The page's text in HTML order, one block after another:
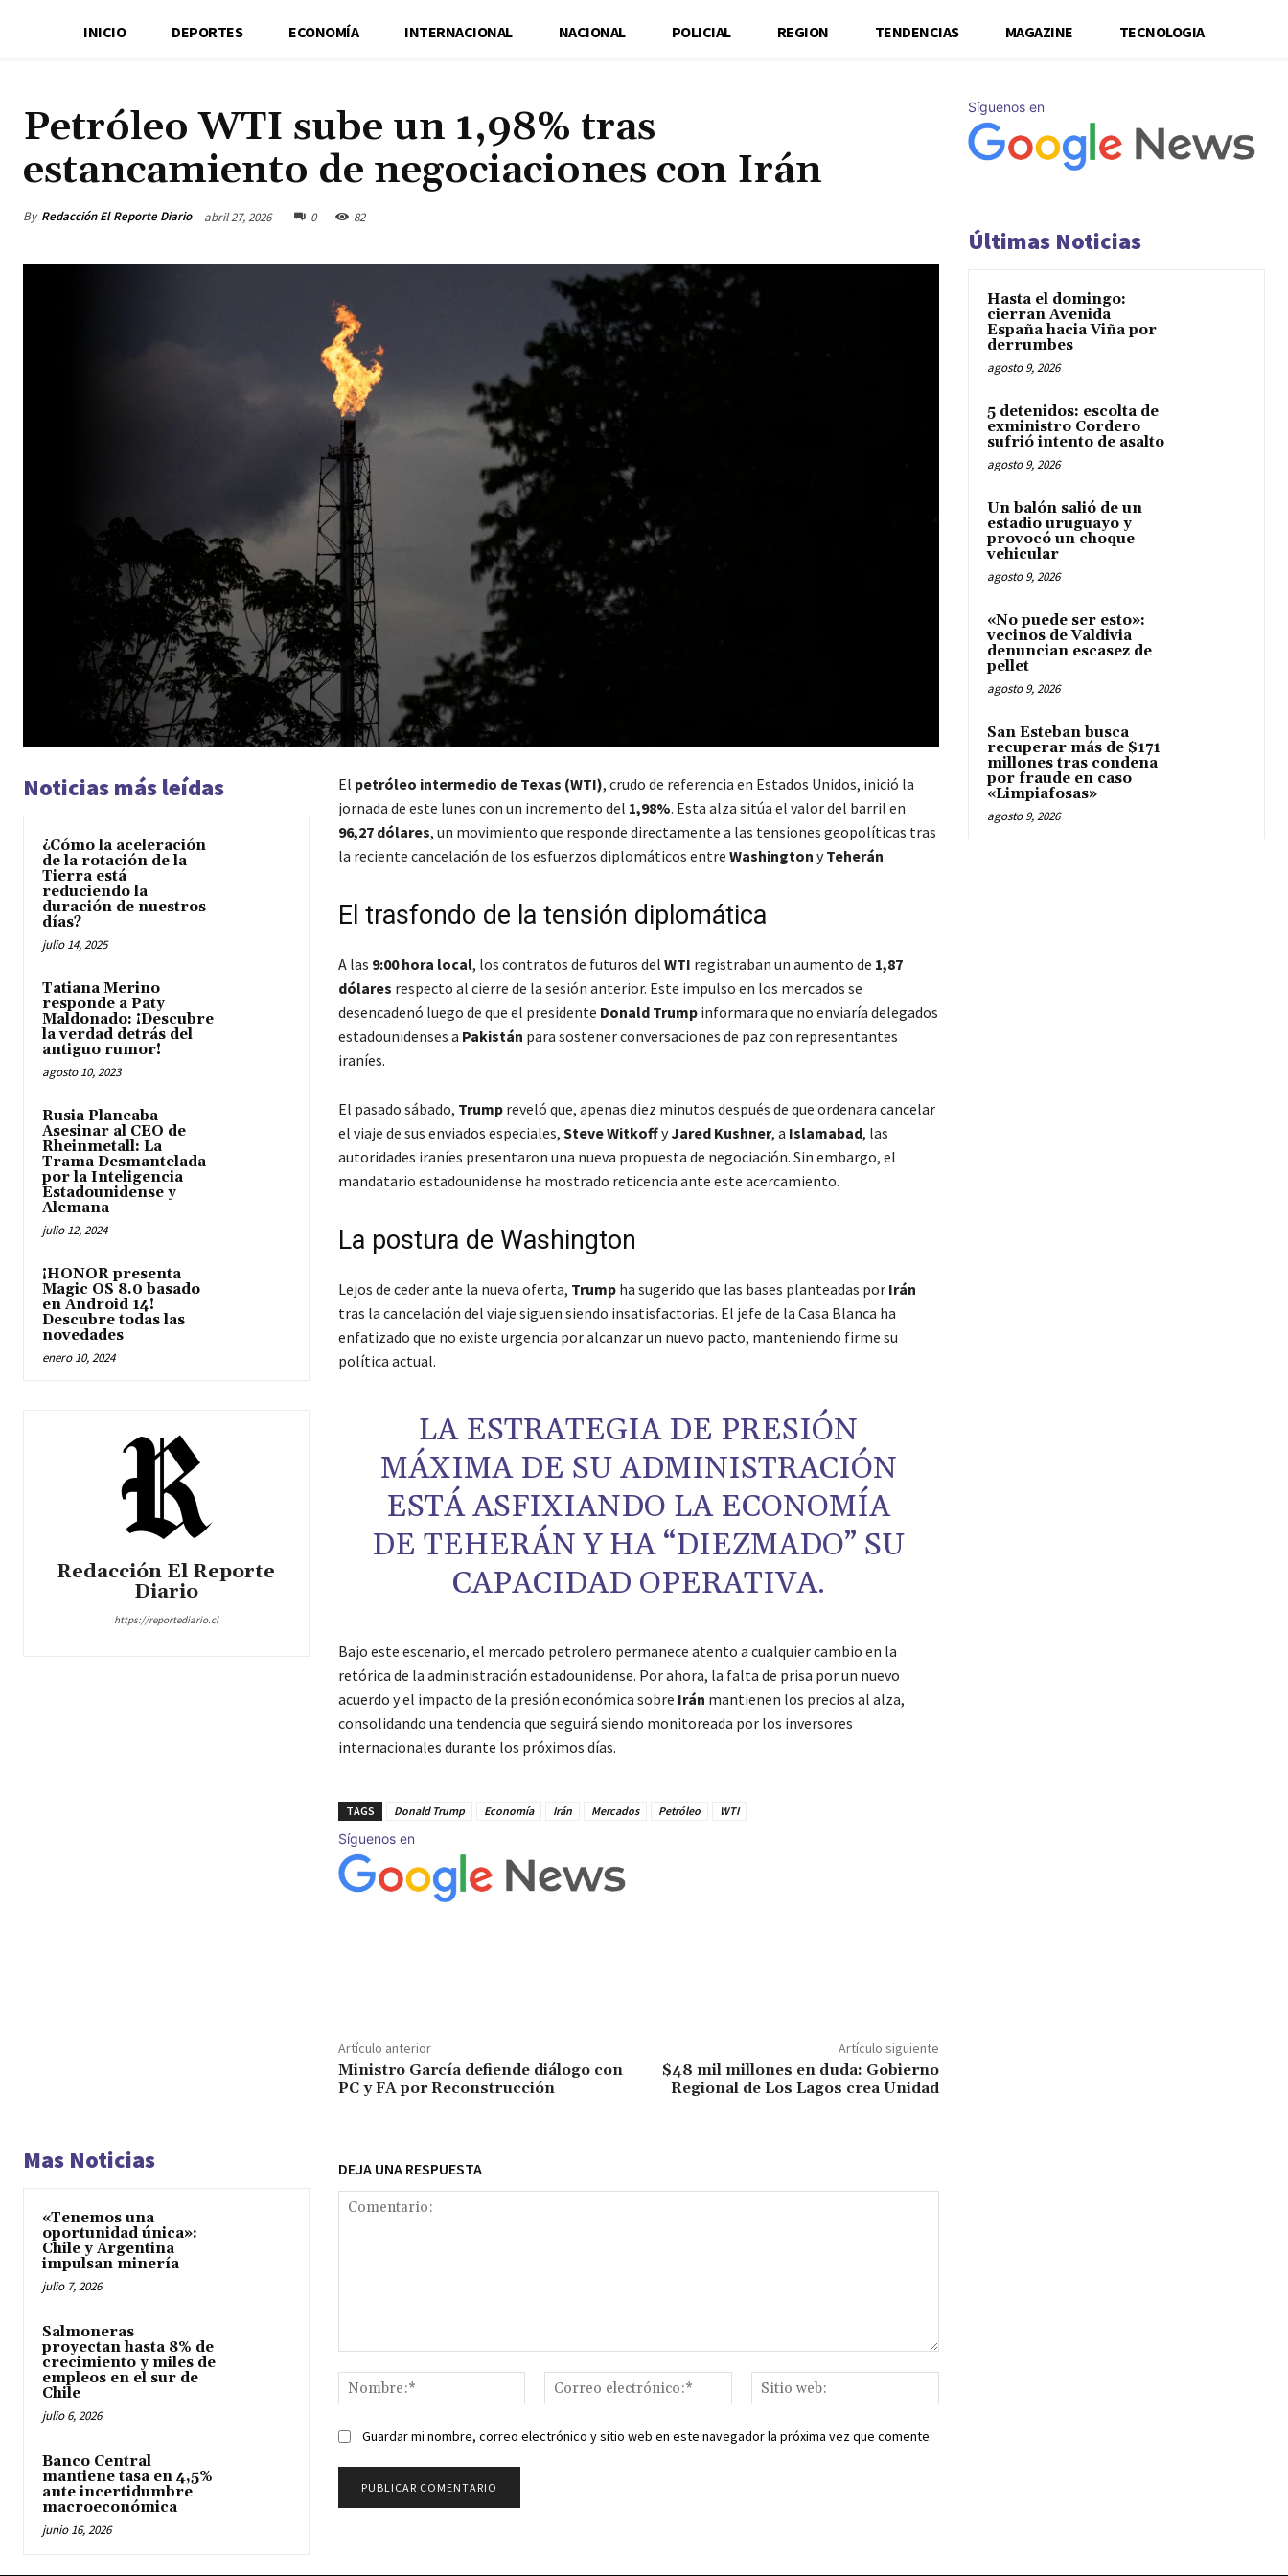
INICIO DEPORTES ECONOMÍA INTERNACIONAL NACIONAL POLICIAL REGION TENDENCIAS MAGAZINE TECNOLOGIA
Petróleo WTI sube un 1,98% tras
estancamiento de negociaciones con Irán
By Redacción El Reporte Diario abril 27, 2026 0 82
Noticias más leídas
¿Cómo la aceleración
de la rotación de la
Tierra está
reduciendo la
duración de nuestros
días?
julio 14, 2025
Tatiana Merino
responde a Paty
Maldonado: ¡Descubre
la verdad detrás del
antiguo rumor!
agosto 10, 2023
Rusia Planeaba
Asesinar al CEO de
Rheinmetall: La
Trama Desmantelada
por la Inteligencia
Estadounidense y
Alemana
julio 12, 2024
¡HONOR presenta
Magic OS 8.0 basado
en Android 14!
Descubre todas las
novedades
enero 10, 2024
Redacción El Reporte
Diario
https://reportediario.cl
El petróleo intermedio de Texas (WTI), crudo de referencia en Estados Unidos, inició la
jornada de este lunes con un incremento del 1,98%. Esta alza sitúa el valor del barril en
96,27 dólares, un movimiento que responde directamente a las tensiones geopolíticas tras
la reciente cancelación de los esfuerzos diplomáticos entre Washington yTeherán.
El trasfondo de la tensión diplomática
A las 9:00 hora local, los contratos de futuros del WTI registraban un aumento de 1,87
dólares respecto al cierre de la sesión anterior. Este impulso en los mercados se
desencadenó luego de que el presidente Donald Trumpinformara que no enviaría delegados
estadounidenses a Pakistán para sostener conversaciones de paz con representantes
iraníes.
El pasado sábado, Trumpreveló que, apenas diez minutos después de que ordenara cancelar
el viaje de sus enviados especiales, Steve WitkoffyJared Kushner, a Islamabad, las
autoridades iraníes presentaron una nueva propuesta de negociación. Sin embargo, el
mandatario estadounidense ha mostrado reticencia ante este acercamiento.
La postura de Washington
Lejos de ceder ante la nueva oferta, Trumpha sugerido que las bases planteadas por Irán
tras la cancelación del viaje siguen siendo insatisfactorias. El jefe de la Casa Blanca ha
enfatizado que no existe urgencia por alcanzar un nuevo pacto, manteniendo firme su
política actual.
LA ESTRATEGIA DE PRESIÓN
MÁXIMA DE SU ADMINISTRACIÓN
ESTÁ ASFIXIANDO LA ECONOMÍA
DE TEHERÁN Y HA “DIEZMADO” SU
CAPACIDAD OPERATIVA.
Bajo este escenario, el mercado petrolero permanece atento a cualquier cambio en la
retórica de la administración estadounidense. Por ahora, la falta de prisa por un nuevo
acuerdo y el impacto de la presión económica sobre Irán mantienen los precios al alza,
consolidando una tendencia que seguirá siendo monitoreada por los inversores
internacionales durante los próximos días.
TAGS Donald Trump Economía Irán Mercados Petróleo WTI
Síguenos en
Artículo anterior
Ministro García defiende diálogo con
PC y FA por Reconstrucción
Artículo siguiente
$48 mil millones en duda: Gobierno
Regional de Los Lagos crea Unidad
Mas Noticias
«Tenemos una
oportunidad única»:
Chile y Argentina
impulsan minería
julio 7, 2026
Salmoneras
proyectan hasta 8% de
crecimiento y miles de
empleos en el sur de
Chile
julio 6, 2026
Banco Central
mantiene tasa en 4,5%
ante incertidumbre
macroeconómica
junio 16, 2026
DEJA UNA RESPUESTA
Nombre:*
Correo
electrónico:*
web:
Guardar mi nombre, correo electrónico y sitio web en este navegador la próxima vez que comente.
Síguenos en
Últimas Noticias
Hasta el domingo:
cierran Avenida
España hacia Viña por
derrumbes
agosto 9, 2026
5 detenidos: escolta de
exministro Cordero
sufrió intento de asalto
agosto 9, 2026
Un balón salió de un
estadio uruguayo y
provocó un choque
vehicular
agosto 9, 2026
«No puede ser esto»:
vecinos de Valdivia
denuncian escasez de
pellet
agosto 9, 2026
San Esteban busca
recuperar más de $171
millones tras condena
por fraude en caso
«Limpiafosas»
agosto 9, 2026